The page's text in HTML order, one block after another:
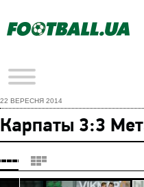
22 ВЕРЕСНЯ 2014
Карпаты 3:3